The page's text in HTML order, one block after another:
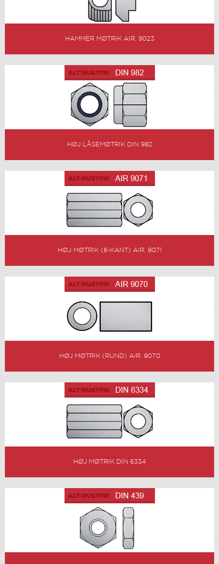
HAMMER MØTRIK AIR. 9023
HØJ LÅSEMØTRIK DIN 982
HØJ MØTRIK (6-KANT) AIR. 9071
HØJ MØTRIK (RUND) AIR. 9070
HØJ MØTRIK DIN 6334